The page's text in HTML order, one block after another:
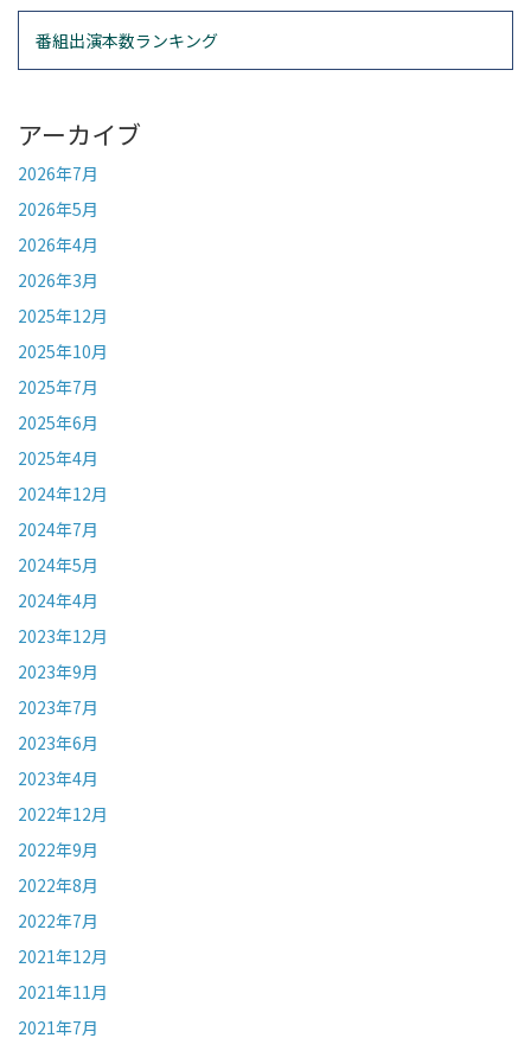
番組出演本数ランキング
アーカイブ
2026年7月
2026年5月
2026年4月
2026年3月
2025年12月
2025年10月
2025年7月
2025年6月
2025年4月
2024年12月
2024年7月
2024年5月
2024年4月
2023年12月
2023年9月
2023年7月
2023年6月
2023年4月
2022年12月
2022年9月
2022年8月
2022年7月
2021年12月
2021年11月
2021年7月